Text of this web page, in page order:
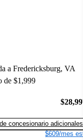
a Fredericksburg, VA
de $1,999
concesionario adicionales
$609/mes